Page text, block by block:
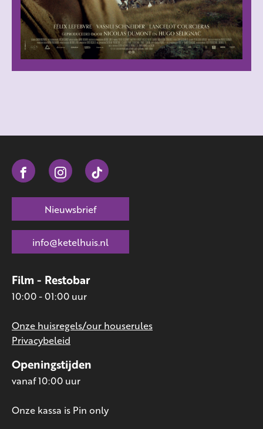
Openingstijden
vanaf 10:00 uur
Onze kassa is Pin only
Film - Restobar
10:00 - 01:00 uur
Onze huisregels/our houserules
Privacybeleid
Nieuwsbrief
info@ketelhuis.nl